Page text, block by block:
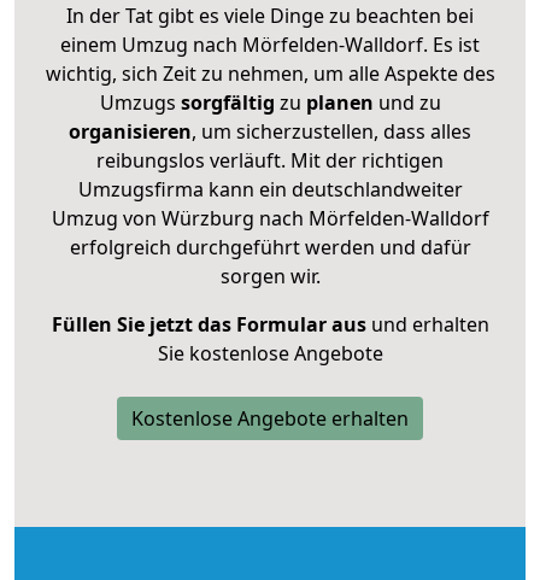
In der Tat gibt es viele Dinge zu beachten bei
einem Umzug nach Mörfelden-Walldorf. Es ist
wichtig, sich Zeit zu nehmen, um alle Aspekte des
Umzugs sorgfältig zu planen und zu
organisieren, um sicherzustellen, dass alles
reibungslos verläuft. Mit der richtigen
Umzugsfirma kann ein deutschlandweiter
Umzug von Würzburg nach Mörfelden-Walldorf
erfolgreich durchgeführt werden und dafür
sorgen wir.
Füllen Sie jetzt das Formular ausund erhalten
Sie kostenlose Angebote
Kostenlose Angebote erhalten